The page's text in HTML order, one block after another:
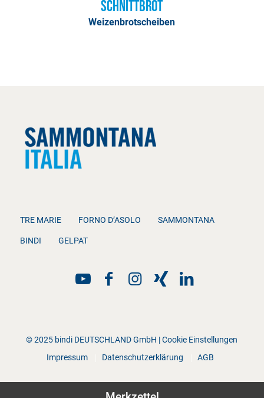
Schnittbrot
Weizenbrotscheiben
TRE MARIE FORNO D’ASOLO SAMMONTANA
BINDI GELPAT
© 2025 bindi DEUTSCHLAND GmbH |Cookie Einstellungen
Impressum
Datenschutzerklärung AGB